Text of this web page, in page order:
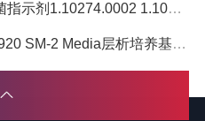
剂1.10274.0002 1.10274.0001
2 Media层析培养基1523920